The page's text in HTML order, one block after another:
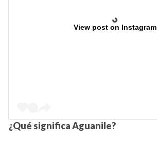
View post on Instagram
¿Qué significa Aguanile?